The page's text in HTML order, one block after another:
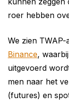
roer hebben
We zien
Binance,
uitgevoerd
men naar het
(futures) en